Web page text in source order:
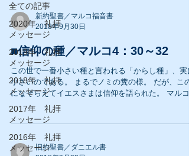
全ての記事
2020年 礼拝
メッセージ
2019年 礼拝
メッセージ
2018年 礼拝
メッセージ
2017年 礼拝
メッセージ
2016年 礼拝
メッセージ
新約聖書／マルコ福音書
2018年9月30日
■信仰の種／マルコ4：30～32
この世で一番小さい種と言われる「からし種」、実
小さいのである。 まるでノミの糞の様。 だが、こ
になぞらえてイエスさまは信仰を語られた。 マルコ
4：30～32 「からし種は地に蒔かれる種で最も小さ
い。だが、それが蒔かれると、成長してどんな野菜
りも大きくなり、大きな枝を...
旧約聖書／ダニエル書